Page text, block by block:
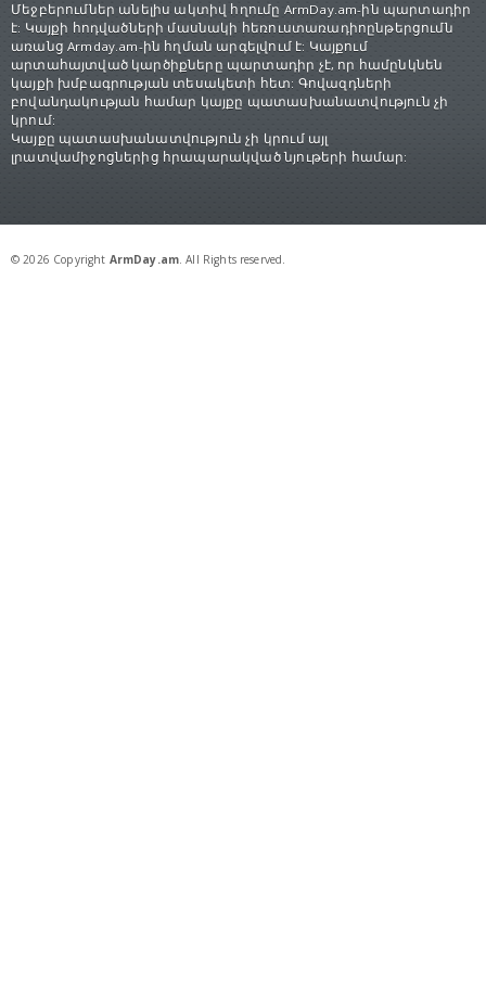
Մեջբերումներ անելիս ակտիվ հղումը ArmDay.am-ին պարտադիր
է: Կայքի հոդվածների մասնակի հեռուստառադիոընթերցումն
առանց Armday.am-ին հղման արգելվում է: Կայքում
արտահայտված կարծիքները պարտադիր չէ, որ համընկնեն
կայքի խմբագրության տեսակետի հետ: Գովազդների
բովանդակության համար կայքը պատասխանատվություն չի
կրում:
Կայքը պատասխանատվություն չի կրում այլ
լրատվամիջոցներից հրապարակված նյութերի համար:
© 2026 Copyright ArmDay.am. All Rights reserved.